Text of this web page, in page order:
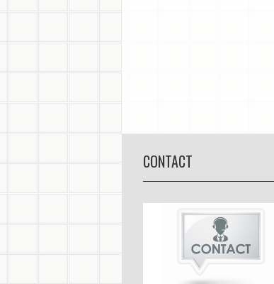
CONTACT